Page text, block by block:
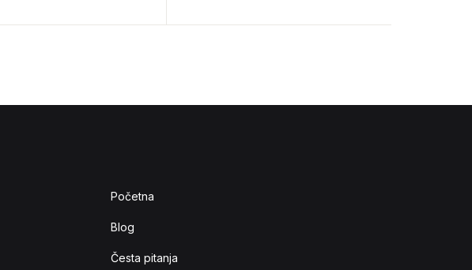
Početna
Blog
Česta pitanja